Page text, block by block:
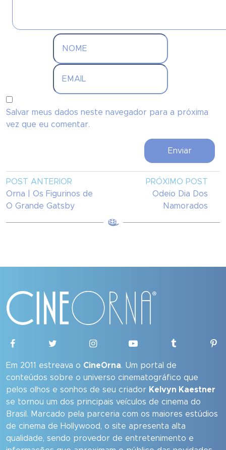
Salvar meus dados neste navegador para a próxima
vez que eu comentar.
POST ANTERIOR
Orna | Os Figurinos de
O Grande Gatsby
PRÓXIMO POST
Odeio Dia Dos
Namorados
Em 2011 estreava o CineOrna. Um portal de
conteúdos sobre o universo cinematográfico que
pelos olhos e sonhos de seu criador Kelvyn Kaestner
se tornou um dos principais veículos de cinema do
Brasil. Marcado pela parceria com os maiores estúdios
de cinema de Hollywood, o site apresenta alta
qualidade, sendo provedor de entretenimento e